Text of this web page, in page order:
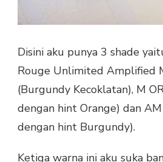
Disini aku punya 3 shade
Rouge Unlimited Amplified
(Burgundy Kecoklatan), M
dengan hint Orange) dan
dengan hint Burgundy).
Ketiga warna ini aku suka